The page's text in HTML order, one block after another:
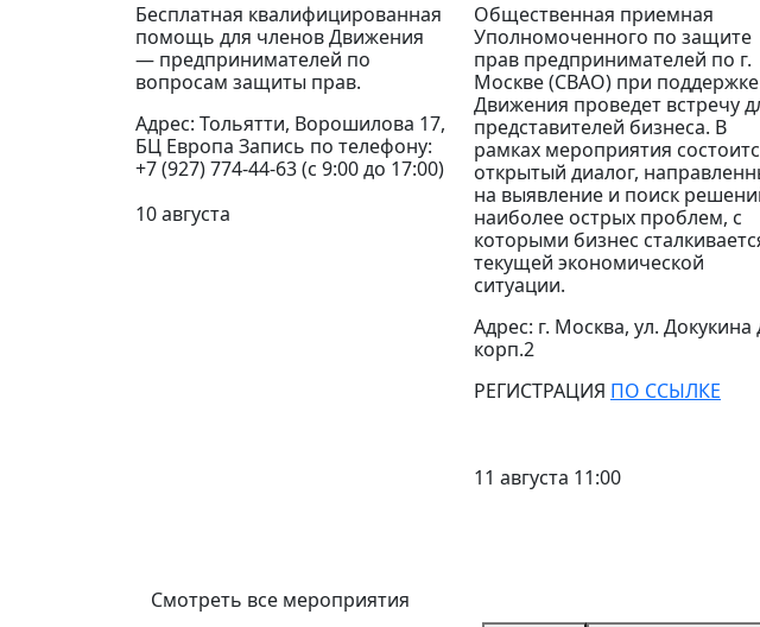
Бесплатная квалифицированная
помощь для членов Движения
— предпринимателей по
вопросам защиты прав.
Адрес: Тольятти, Ворошилова 17,
БЦ Европа Запись по телефону:
+7 (927) 774-44-63 (с 9:00 до 17:00)
10 августа
Общественная приемная
Уполномоченного по защите
прав предпринимателей по г.
Москве (СВАО) при поддержке
Движения проведет встречу
представителей бизнеса. В
рамках мероприятия
открытый диалог,
на выявление и поиск
наиболее острых проблем, с
которыми бизнес
текущей экономической
ситуации.
Адрес: г. Москва, ул. Докукина
корп.2
РЕГИСТРАЦИЯ ПО ССЫЛКЕ
11 августа 11:00
Смотреть все мероприятия